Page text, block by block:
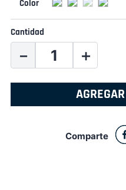
Cantidad
＋
－
Comparte